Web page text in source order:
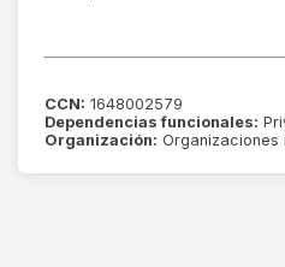
CCN: 1648002579
Dependencias funcionales:
Organización: Organizaciones